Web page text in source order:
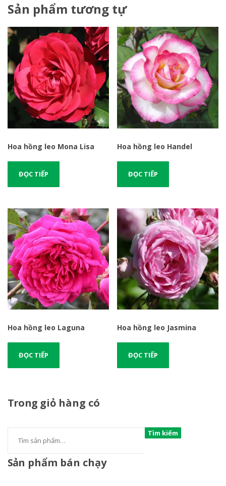
Sản phẩm tương tự
Hoa hồng leo Mona Lisa
ĐỌC TIẾP
Hoa hồng leo Handel
ĐỌC TIẾP
Hoa hồng leo Laguna
ĐỌC TIẾP
Hoa hồng leo Jasmina
ĐỌC TIẾP
Trong giỏ hàng có
Tìm kiếm
Sản phẩm bán chạy